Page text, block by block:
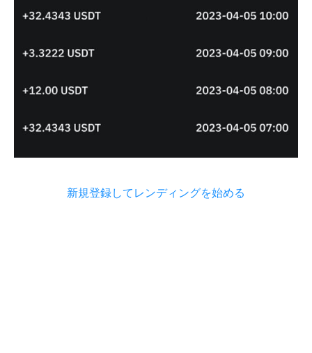
新規登録してレンディングを始める